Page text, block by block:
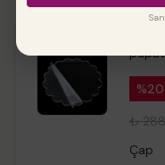
%20
₺
Çap